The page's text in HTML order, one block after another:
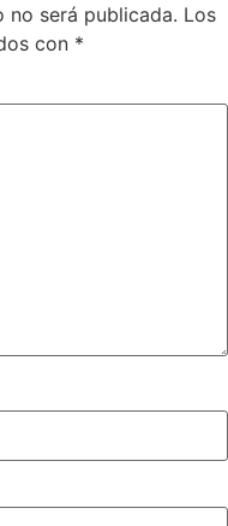
será publicada. Los
con *